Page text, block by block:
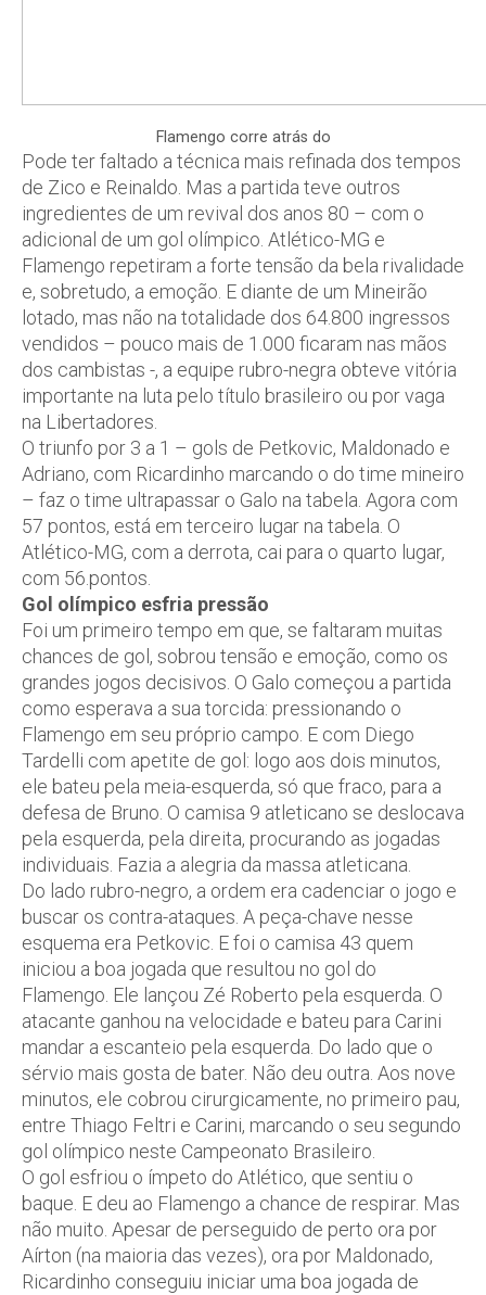
Flamengo corre atrás do
Pode ter faltado a técnica mais refinada dos tempos
de Zico e Reinaldo. Mas a partida teve outros
ingredientes de um revival dos anos 80 – com o
adicional de um gol olímpico. Atlético-MG e
Flamengo repetiram a forte tensão da bela rivalidade
e, sobretudo, a emoção. E diante de um Mineirão
lotado, mas não na totalidade dos 64.800 ingressos
vendidos – pouco mais de 1.000 ficaram nas mãos
dos cambistas -, a equipe rubro-negra obteve vitória
importante na luta pelo título brasileiro ou por vaga
na Libertadores.
O triunfo por 3 a 1 – gols de Petkovic, Maldonado e
Adriano, com Ricardinho marcando o do time mineiro
– faz o time ultrapassar o Galo na tabela. Agora com
57 pontos, está em terceiro lugar na tabela. O
Atlético-MG, com a derrota, cai para o quarto lugar,
com 56.pontos.
Gol olímpico esfria pressão
Foi um primeiro tempo em que, se faltaram muitas
chances de gol, sobrou tensão e emoção, como os
grandes jogos decisivos. O Galo começou a partida
como esperava a sua torcida: pressionando o
Flamengo em seu próprio campo. E com Diego
Tardelli com apetite de gol: logo aos dois minutos,
ele bateu pela meia-esquerda, só que fraco, para a
defesa de Bruno. O camisa 9 atleticano se deslocava
pela esquerda, pela direita, procurando as jogadas
individuais. Fazia a alegria da massa atleticana.
Do lado rubro-negro, a ordem era cadenciar o jogo e
buscar os contra-ataques. A peça-chave nesse
esquema era Petkovic. E foi o camisa 43 quem
iniciou a boa jogada que resultou no gol do
Flamengo. Ele lançou Zé Roberto pela esquerda. O
atacante ganhou na velocidade e bateu para Carini
mandar a escanteio pela esquerda. Do lado que o
sérvio mais gosta de bater. Não deu outra. Aos nove
minutos, ele cobrou cirurgicamente, no primeiro pau,
entre Thiago Feltri e Carini, marcando o seu segundo
gol olímpico neste Campeonato Brasileiro.
O gol esfriou o ímpeto do Atlético, que sentiu o
baque. E deu ao Flamengo a chance de respirar. Mas
não muito. Apesar de perseguido de perto ora por
Aírton (na maioria das vezes), ora por Maldonado,
Ricardinho conseguiu iniciar uma boa jogada de